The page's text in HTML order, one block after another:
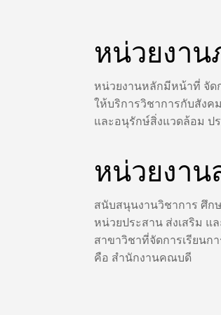
หน่วยงาน
หน่วยงานหลักมีหน้าที่ จัด
ให้บริการวิชาการกับสัง
และอนุรักษ์สิ่งแวดล้อม ป
หน่วยงา
สนับสนุนงานวิชาการ ศึก
หน่วยประสาน ส่งเสริม แ
สาขาวิชาที่จัดการเรียน
คือ สำนักงานคณบดี